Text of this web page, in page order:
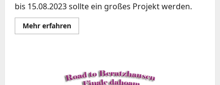
bis 15.08.2023 sollte ein großes Projekt werden.
Mehr erfahrenMehr
Informationen